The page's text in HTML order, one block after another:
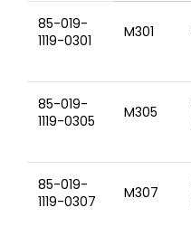
85-019-
1119-0301
M301
85-019-
1119-0305
M305
85-019-
1119-0307
M307